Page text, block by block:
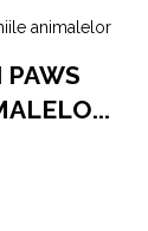
PAWS